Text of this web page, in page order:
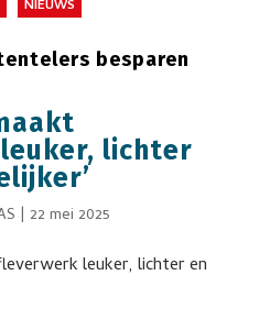
NIEUWS
besparen
lichter
| 22 mei 2025